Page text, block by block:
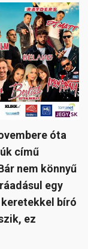
óta
című
nem könnyű
egy
bíró
ez